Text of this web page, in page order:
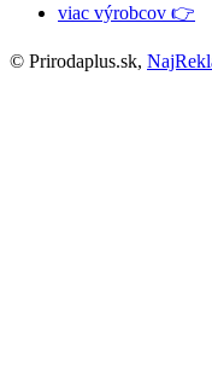
viac výrobcov 👉
© Prirodaplus.sk,